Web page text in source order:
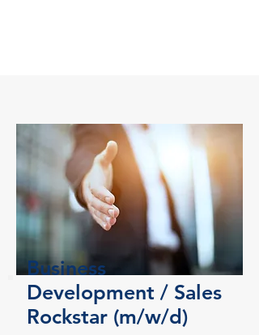
Business
Development / Sales
Rockstar (m/w/d)